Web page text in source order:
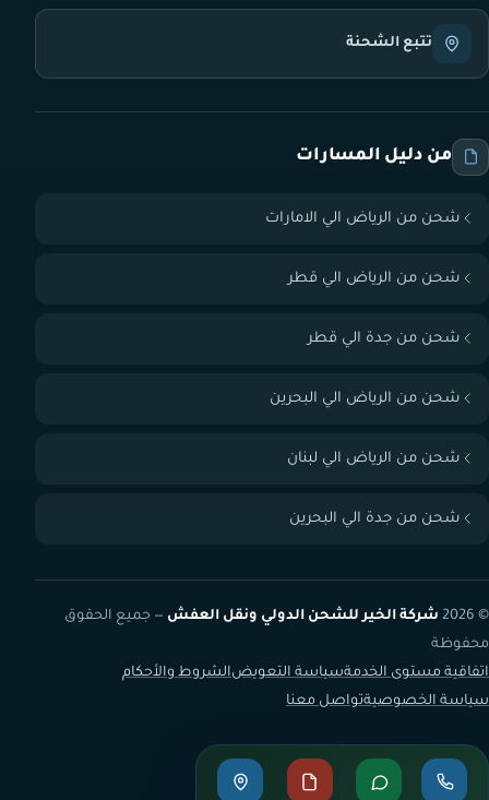
تتبع الشحنة
من دليل المسارات
شحن من الرياض الي الامارات
شحن من الرياض الي قطر
شحن من جدة الي قطر
شحن من الرياض الي البحرين
شحن من الرياض الي لبنان
شحن من جدة الي البحرين
© 2026 شركة الخير للشحن الدولي ونقل العفش — جميع الحقوق
محفوظة
اتفاقية مستوى الخدمةسياسة التعويضالشروط والأحكام
سياسة الخصوصيةتواصل معنا